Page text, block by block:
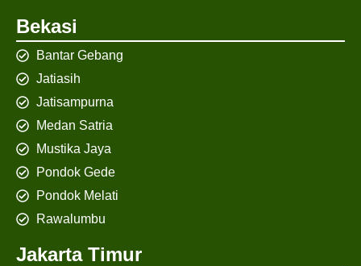
Bekasi
Bantar Gebang
Jatiasih
Jatisampurna
Medan Satria
Mustika Jaya
Pondok Gede
Pondok Melati
Rawalumbu
Jakarta Timur